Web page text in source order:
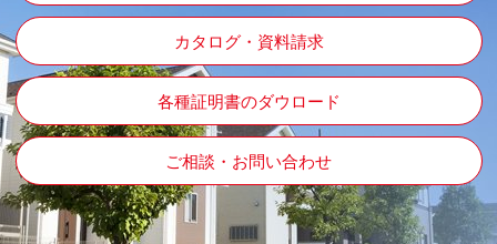
カタログ・資料請求
各種証明書のダウロード
ご相談・お問い合わせ